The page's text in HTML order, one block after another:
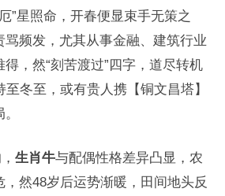
”星照命，开春便显束手无策之
骂频发，尤其从事金融、建筑行业
，然“刻苦渡过”四字，道尽转机
冬至，或有贵人携【铜文昌塔】
生肖牛与配偶性格差异凸显，农
，然48岁后运势渐暖，田间地头反